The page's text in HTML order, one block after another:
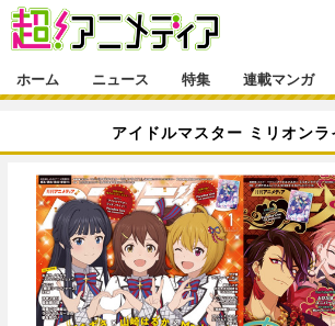
ゲーム・アプリ
映画
グッズ
特集
特集一覧
インタビュー
ラキりす
連載マンガ
連載マンガ一覧
番組・動画
番組・動画一覧
連載・ブログ
ホーム ニュース 特集 連載マンガ
アイドルマスター ミリオンラ